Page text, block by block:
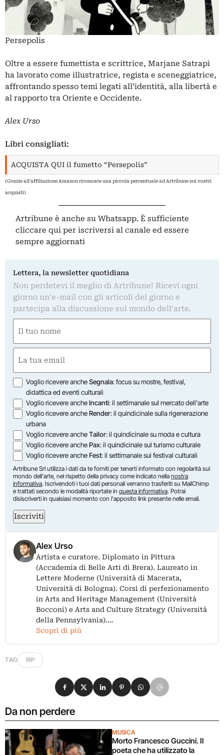
Persepolis
Oltre a essere fumettista e scrittrice, Marjane Satrapi
ha lavorato come illustratrice, regista e sceneggiatrice,
affrontando spesso temi legati all’identità, alla libertà e
al rapporto tra Oriente e Occidente.
Alex Urso
Libri consigliati:
ACQUISTA QUI il fumetto “Persepolis”
(Grazie all'affiliazione Amazon riconosce una piccola percentuale ad Artribune sui vostri
acquisti)
Artribune è anche su Whatsapp. È sufficiente
cliccare qui per iscriversi al canale ed essere
sempre aggiornati
Lettera, la newsletter quotidiana
Non perdetevi il meglio di Artribune! Ricevi ogni
giorno un'e-mail con gli articoli del giorno e
partecipa alla discussione sul mondo dell'arte.
(Obbligatorio)
Nome
(Obbligatorio)
Opzioni
Voglio ricevere ancheSegnala: focus su mostre, festival,
didattica ed eventi culturali
Voglio ricevere ancheIncanti: il settimanale sul mercato dell'arte
Voglio ricevere ancheRender: il quindicinale sulla rigenerazione
urbana
Voglio ricevere ancheTailor: il quindicinale su moda e cultura
Voglio ricevere anchePax: il quindicinale sul turismo culturale
Voglio ricevere ancheFest: il settimanale sui festival culturali
Artribune Srl utilizza i dati da te forniti per tenerti informato con regolarità sul
mondo dell'arte, nel rispetto della privacy come indicato nella nostra
informativa. Iscrivendoti i tuoi dati personali verranno trasferiti su MailChimp
e trattati secondo le modalità riportate in questa informativa. Potrai
disiscriverti in qualsiasi momento con l'apposito link presente nelle email.
Iscriviti
Alex Urso
Artista e curatore. Diplomato in Pittura
(Accademia di Belle Arti di Brera). Laureato in
Lettere Moderne (Università di Macerata,
Università di Bologna). Corsi di perfezionamento
in Arts and Heritage Management (Università
Bocconi) e Arts and Culture Strategy (Università
della Pennsylvania).…
Scopri di più
TAG RIP
Da non perdere
MUSICA
Morto Francesco Guccini. Il
poeta che ha utilizzato la
Condividi su Facebook
Condividi su X
Condividi su LinkedIn
Condividi su Pinterest
Condividi su WhatsApp
Condividi su Email